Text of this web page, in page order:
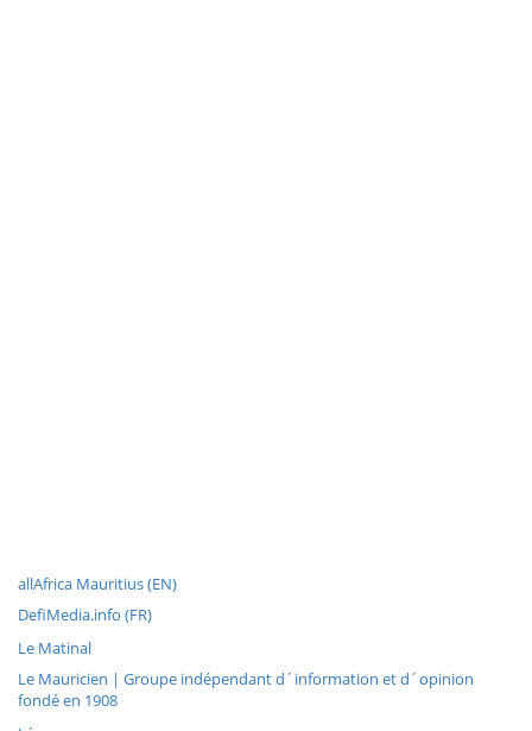
allAfrica Mauritius (EN)
DefiMedia.info (FR)
Le Matinal
Le Mauricien | Groupe indépendant d´information et d´opinion
fondé en 1908